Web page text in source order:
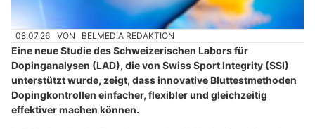
08.07.26 VON BELMEDIA REDAKTION
Eine neue Studie des Schweizerischen Labors für
Dopinganalysen (LAD), die von Swiss Sport Integrity (SSI)
unterstützt wurde, zeigt, dass innovative Bluttestmethoden
Dopingkontrollen einfacher, flexibler und gleichzeitig
effektiver machen können.